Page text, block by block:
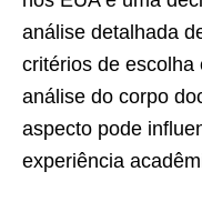
análise detalhada
critérios de escolha
análise do corpo
aspecto pode
experiência